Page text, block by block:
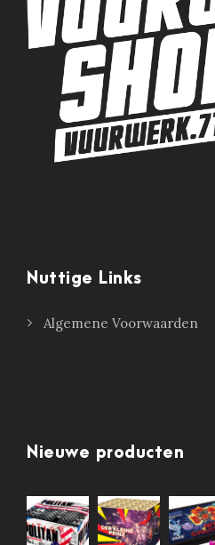
Nuttige Links
Algemene Voorwaarden
Nieuwe producten